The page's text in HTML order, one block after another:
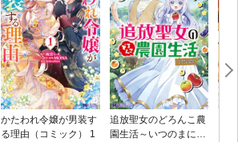
かたわれ令嬢が男装す
る理由（コミック） 1
追放聖女のどろんこ農
園生活～いつのまにか